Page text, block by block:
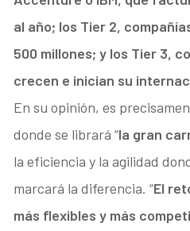
al año; los Tier 2,
500 millones; y los Tier 3,
crecen e inician su
En su opinión, es
donde se librará “la gran
la eficiencia y la agilidad
marcará la diferencia. “El
más flexibles y más